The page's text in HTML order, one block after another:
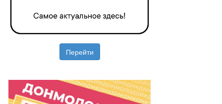
Перейти